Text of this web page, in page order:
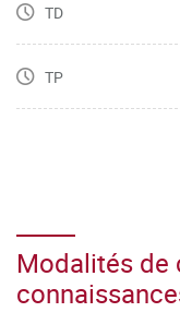
TD
TP
Modalités de